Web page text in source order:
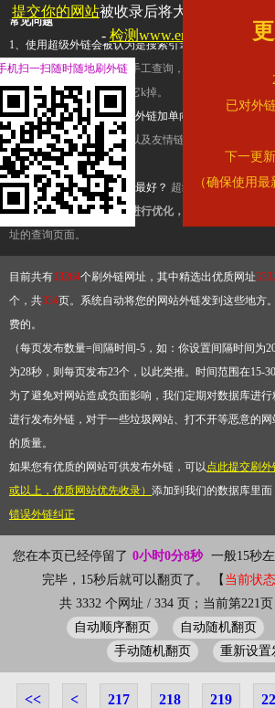
常见问题
1、使用超级外链会被认为是搜索引擎优化作弊吗？
查询工具，模拟的是正常手工查询，不是作弊。如果
推广竞争对手的网址，让它k掉。
2、网站优化单纯依靠超级外链加单向链接可行吗？
链，需要结合普通的外链以及友情链接，您可以到站
台交换友情链接。
3、如何使用超级外链效果最好？ 超级外链不同于普通
有频繁使用超级外链工具进行优化，才能获得稳定的外
址的查询页面。
目前共有13264个刷外链网址，其中精选出优质网址
个，共334页。系统自动将您的网站外链发到这些地方
费的。
（每页发布数量=间隔时间-5，如：你设置间隔时间为
为28秒，则每页发布23个，以此类推。时间范围在15-
为了避免对网站造成负面影响，我们定期对数据库进
进行发布外链，对于一些垃圾网站、打不开等恶意的
的质量。
如果您有优质的网站可供发布外链，可以点此提交刷
或以上，优质网站优先收录） 添加到我们的数据库里
错误外链纠正
您在本页已经停留了 0小时0分8秒
一般15秒
完毕，15秒后就可以翻页了。 【 当前状
共 3332 个网址 / 334 页；当前第221页
自动顺序翻页 自动随机翻页
手动随机翻页
重新设置
<< < 217 218 219
提交你的网站被收录后将大幅提升流量和
- 检测www.enread.com是否
已对外
下一更
（确保使用
机扫一扫随时随地刷外链